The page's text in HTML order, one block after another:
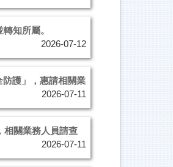
知所屬。
2026-07-12
護」，惠請相關業
2026-07-11
相關業務人員請查
2026-07-11